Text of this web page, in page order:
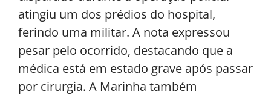
atingiu um dos prédios do hospital,
ferindo uma militar. A nota expressou
pesar pelo ocorrido, destacando que a
médica está em estado grave após passar
por cirurgia. A Marinha também